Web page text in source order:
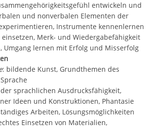
entwickeln und
und nonverbalen Elementen der
Instrumente kennenlernen
Merk- und Wiedergabefähigkeit
Umgang lernen mit Erfolg und Misserfolg
: bildende Kunst, Grundthemen des
sprachlichen Ausdrucksfähigkeit,
Ideen und Konstruktionen, Phantasie
Arbeiten, Lösungsmöglichkeiten
Einsetzen von Materialien,